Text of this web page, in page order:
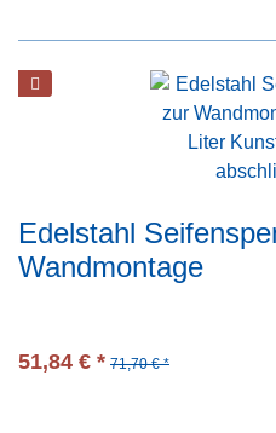
Edelstahl
Wandmontage
51,84 € * 71,70 € *